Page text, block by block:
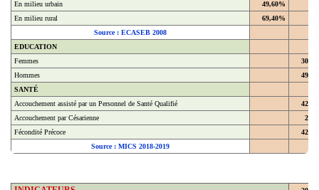
En milieu rural
69,40%
Source : ECASEB 2008
EDUCATION
Femmes
Hommes
SANTÉ
Accouchement assisté par un Personnel de Santé Qualifié
Accouchement par Césarienne
Fécondité Précoce
Source : MICS 2018-2019
INDICATEURS
2018